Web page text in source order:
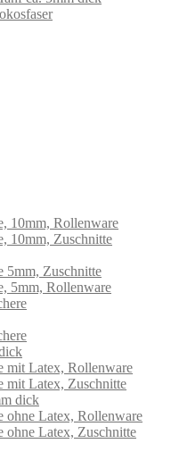
10mm, Rollenware
10mm, Zuschnitte
5mm, Zuschnitte
5mm, Rollenware
mit Latex, Rollenware
mit Latex, Zuschnitte
dick
ohne Latex, Rollenware
ohne Latex, Zuschnitte